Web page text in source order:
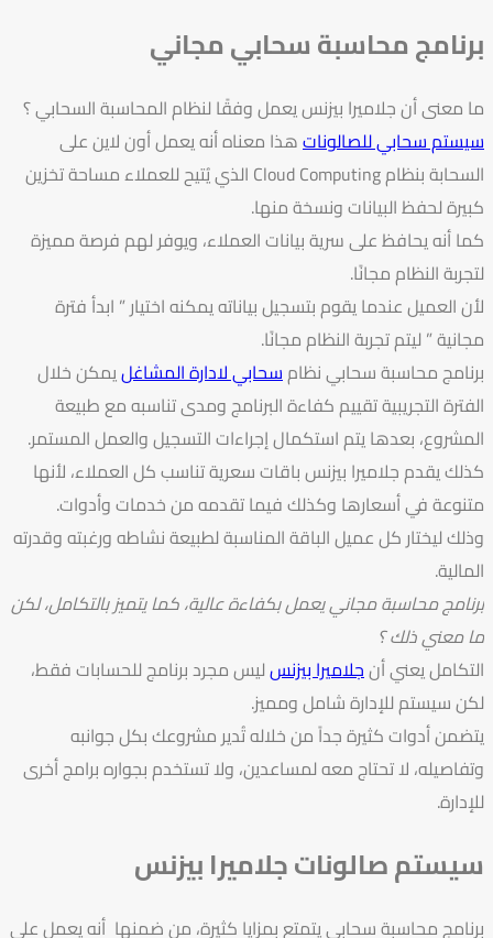
برنامج محاسبة سحابي مجاني
ما معنى أن جلاميرا بيزنس يعمل وفقًا لنظام المحاسبة السحابي ؟
سيستم سحابي للصالوناتهذا معناه أنه يعمل أون لاين على
السحابة بنظام Cloud Computing الذي يُتيح للعملاء مساحة تخزين
كبيرة لحفظ البيانات ونسخة منها.
كما أنه يحافظ على سرية بيانات العملاء، ويوفر لهم فرصة مميزة
لتجربة النظام مجانًا.
لأن العميل عندما يقوم بتسجيل بياناته يمكنه اختيار ” ابدأ فترة
مجانية ” ليتم تجربة النظام مجانًا.
برنامج محاسبة سحابي نظامسحابي لادارة المشاغليمكن خلال
الفترة التجريبية تقييم كفاءة البرنامج ومدى تناسبه مع طبيعة
المشروع، بعدها يتم استكمال إجراءات التسجيل والعمل المستمر.
كذلك يقدم جلاميرا بيزنس باقات سعرية تناسب كل العملاء، لأنها
متنوعة في أسعارها وكذلك فيما تقدمه من خدمات وأدوات.
وذلك ليختار كل عميل الباقة المناسبة لطبيعة نشاطه ورغبته وقدرته
المالية.
برنامج محاسبة مجاني يعمل بكفاءة عالية، كما يتميز بالتكامل، لكن
ما معني ذلك ؟
التكامل يعني أنجلاميرا بيزنسليس مجرد برنامج للحسابات فقط،
لكن سيستم للإدارة شامل ومميز.
يتضمن أدوات كثيرة جداً من خلاله تُدير مشروعك بكل جوانبه
وتفاصيله، لا تحتاج معه لمساعدين، ولا تستخدم بجواره برامج أخرى
للإدارة.
سيستم صالونات جلاميرا بيزنس
برنامج محاسبة سحابي يتمتع بمزايا كثيرة، من ضمنها أنه يعمل على